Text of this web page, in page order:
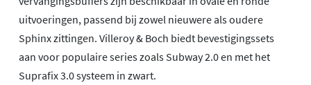
uitvoeringen, passend bij zowel nieuwere als oudere
Sphinx zittingen. Villeroy & Boch biedt bevestigingssets
aan voor populaire series zoals Subway 2.0 en met het
Suprafix 3.0 systeem in zwart.